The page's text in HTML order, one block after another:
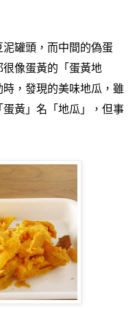
罐頭，而中間的偽蛋
像蛋黃的 「蛋黃地
時，發現的美味地瓜，雖
蛋黃」名「地瓜」，但事